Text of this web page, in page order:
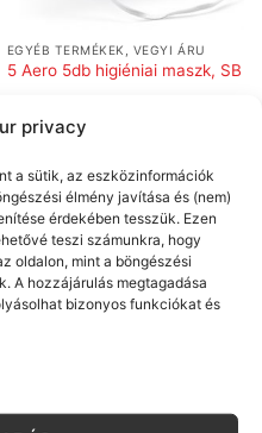
privacy
a sütik, az eszközinformációk
élmény javítása és (nem)
érdekében tesszük. Ezen
teszi számunkra, hogy
oldalon, mint a böngészési
A hozzájárulás megtagadása
bizonyos funkciókat és
EGYÉB TERMÉKEK, VEGYI ÁRU
5 Aero 5db higiéniai maszk, SB
5 Gussow L SET gussow ecset